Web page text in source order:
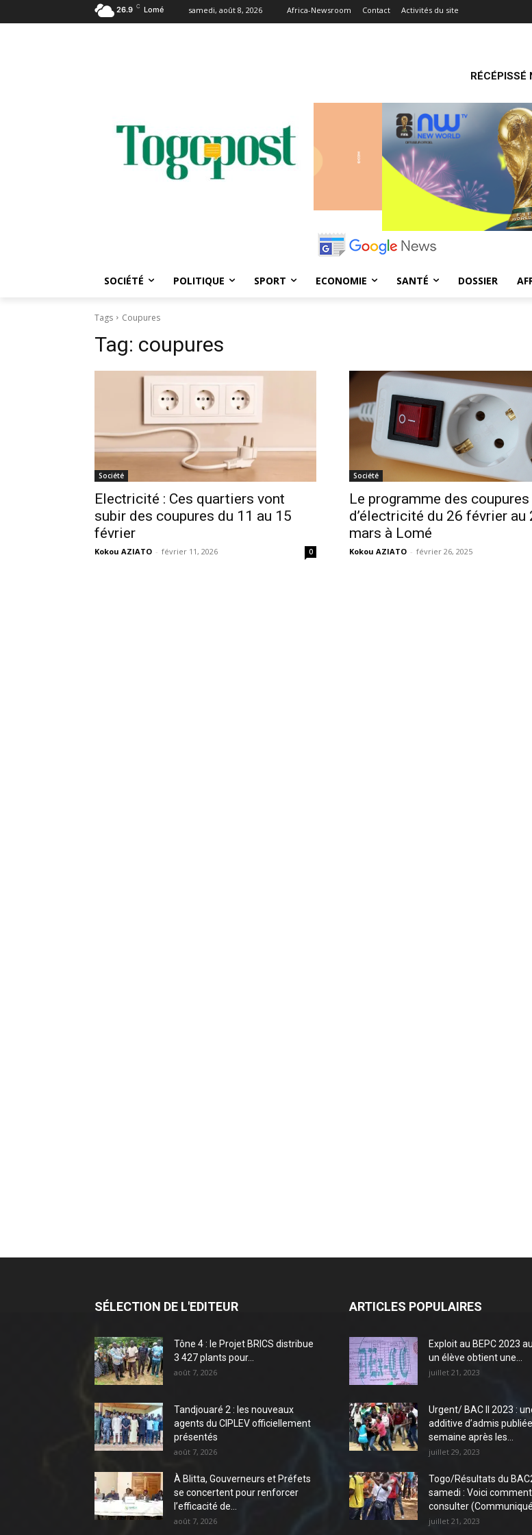
26.9 C Lomé samedi, août 8, 2026 Africa-Newsroom Contact Activités du site
SOCIÉTÉ POLITIQUE SPORT ECONOMIE SANTÉ DOSSIER
Tags Coupures
Tag: coupures
Société
Electricité : Ces quartiers vont
subir des coupures du 11 au 15
février
Kokou AZIATO - février 11, 2026 0
Société
Le programme des coupures
d’électricité du 26 février au
mars à Lomé
Kokou AZIATO - février 26, 2025
SÉLECTION DE L'EDITEUR
Tône 4 : le Projet BRICS distribue
3 427 plants pour...
août 7, 2026
Tandjouaré 2 : les nouveaux
agents du CIPLEV officiellement
présentés
août 7, 2026
À Blitta, Gouverneurs et Préfets
se concertent pour renforcer
l’efficacité de...
août 7, 2026
ARTICLES POPULAIRES
Exploit au BEPC 2023
un élève obtient une...
juillet 21, 2023
Urgent/ BAC II 2023 :
additive d’admis
semaine après les...
juillet 29, 2023
Togo/Résultats du
samedi : Voici comment
consulter
juillet 21, 2023